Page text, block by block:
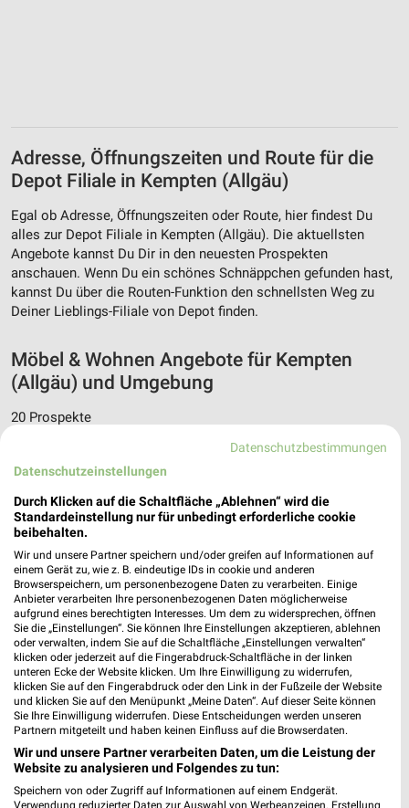
Adresse, Öffnungszeiten und Route für die
Depot Filiale in Kempten (Allgäu)
Egal ob Adresse, Öffnungszeiten oder Route, hier findest Du
alles zur Depot Filiale in Kempten (Allgäu). Die aktuellsten
Angebote kannst Du Dir in den neuesten Prospekten
anschauen. Wenn Du ein schönes Schnäppchen gefunden hast,
kannst Du über die Routen-Funktion den schnellsten Weg zu
Deiner Lieblings-Filiale von Depot finden.
Möbel & Wohnen Angebote für Kempten
(Allgäu) und Umgebung
20 Prospekte
1,9 km
Musterring
Gültig bis Fr. 14.08.
XXXLutz
1,9 km
Wohnenpreishits
Gültig bis Fr. 14.08.
mömax XXXLutz
Datenschutzbestimmungen
Datenschutzeinstellungen
Durch Klicken auf die Schaltfläche „Ablehnen“ wird die
Standardeinstellung nur für unbedingt erforderliche cookie
beibehalten.
Wir und unsere Partner speichern und/oder greifen auf Informationen auf
einem Gerät zu, wie z. B. eindeutige IDs in cookie und anderen
Browserspeichern, um personenbezogene Daten zu verarbeiten. Einige
Anbieter verarbeiten Ihre personenbezogenen Daten möglicherweise
aufgrund eines berechtigten Interesses. Um dem zu widersprechen, öffnen
Sie die „Einstellungen“. Sie können Ihre Einstellungen akzeptieren, ablehnen
oder verwalten, indem Sie auf die Schaltfläche „Einstellungen verwalten“
klicken oder jederzeit auf die Fingerabdruck-Schaltfläche in der linken
unteren Ecke der Website klicken. Um Ihre Einwilligung zu widerrufen,
klicken Sie auf den Fingerabdruck oder den Link in der Fußzeile der Website
und klicken Sie auf den Menüpunkt „Meine Daten“. Auf dieser Seite können
Sie Ihre Einwilligung widerrufen. Diese Entscheidungen werden unseren
Partnern mitgeteilt und haben keinen Einfluss auf die Browserdaten.
Wir und unsere Partner verarbeiten Daten, um die Leistung der
Website zu analysieren und Folgendes zu tun:
Speichern von oder Zugriff auf Informationen auf einem Endgerät.
Verwendung reduzierter Daten zur Auswahl von Werbeanzeigen. Erstellung